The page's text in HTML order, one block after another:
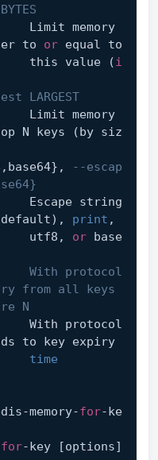
to or equal to
                        this value (
i
LARGEST
N keys (by siz
--escap
print ,
                        utf8,
or base
With protocol
from all keys
N
to key expiry
time
memory-for-ke
for-key [options]